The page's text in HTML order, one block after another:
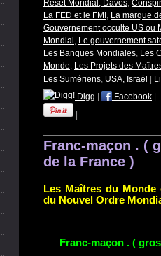
Reset Mondial, Davos,
La FED et le FMI , La marque
Gouvernement occulte US ou
Mondial , Le gouvernement
Les Banques Mondiales, Les
Monde, Les Projets des
Les Sumériens, USA, Israël
Digg
Facebook
Franc-maçon . (
de la France )
Les Maîtres du
du Nouvel Ordre
Franc-maçon . (